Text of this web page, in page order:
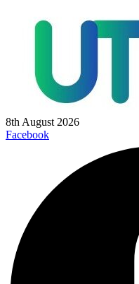
8th August 2026
Facebook